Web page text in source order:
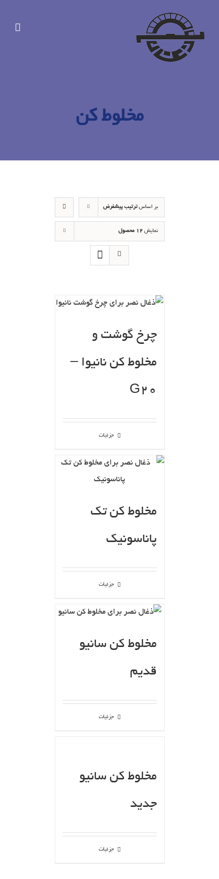
content
مخلوط کن
بر اساسترتیب پیشفرض
نمایش 12 محصول
چرخ گوشت و
مخلوط کن نانیوا –
G20
جزئیات
مخلوط کن تک
پاناسونیک
جزئیات
مخلوط کن سانیو
قدیم
جزئیات
مخلوط کن سانیو
جدید
جزئیات